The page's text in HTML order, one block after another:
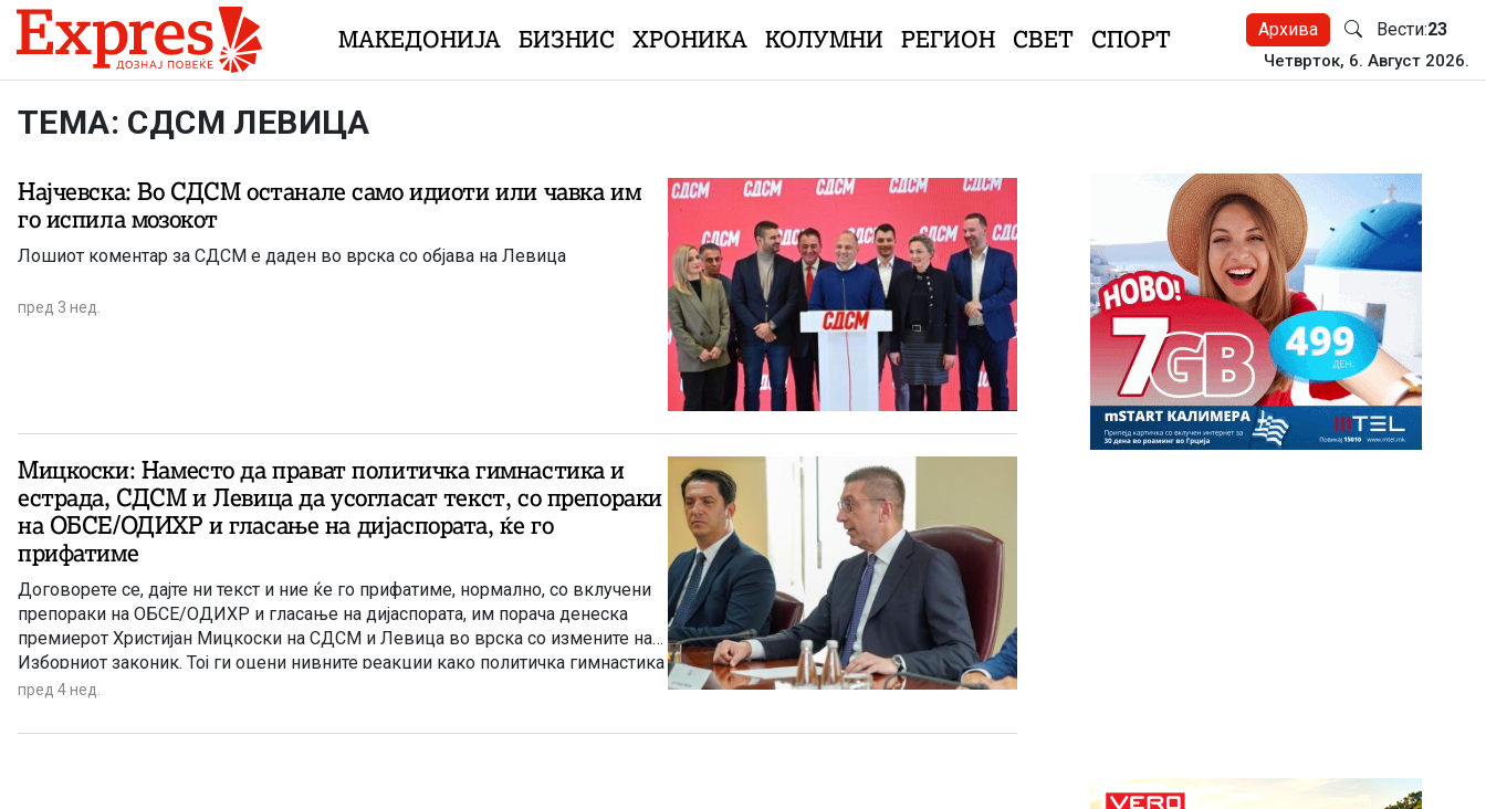
Skip to content
МАКЕДОНИЈА БИЗНИС ХРОНИКА КОЛУМНИ РЕГИОН СВЕТ СПОРТ Архива Вести:23
Четврток, 6. Август 2026.
ТЕМА: СДСМ ЛЕВИЦА
Најчевска: Во СДСМ останале само идиоти или чавка им
го испила мозокот
Лошиот коментар за СДСМ е даден во врска со објава на Левица
пред 3 нед.
Мицкоски: Наместо да прават политичка гимнастика и
естрада, СДСМ и Левица да усогласат текст, со препораки
на ОБСЕ/ОДИХР и гласање на дијаспората, ќе го
прифатиме
Договорете се, дајте ни текст и ние ќе го прифатиме, нормално, со вклучени
препораки на ОБСЕ/ОДИХР и гласање на дијаспората, им порача денеска
премиерот Христијан Мицкоски на СДСМ и Левица во врска со измените на
Изборниот законик. Тој ги оцени нивните реакции како политичка гимнастика
и естрада.
пред 4 нед.